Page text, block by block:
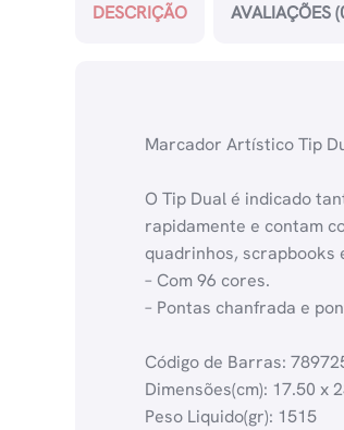
DESCRIÇÃO AVALIAÇÕES
Marcador Artístico Tip
O Tip Dual é indicado
rapidamente e contam
quadrinhos, scrapbooks
– Com 96 cores.
– Pontas chanfrada e
Código de Barras:
Dimensões(cm): 17.50 x
Peso Liquido(gr): 1515